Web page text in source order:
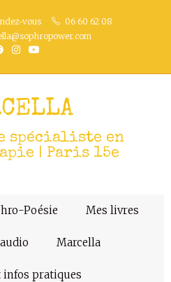
vous
06 60 62 08
spécialiste en
| Paris 15e
Poésie Mes livres
Marcella
infos pratiques